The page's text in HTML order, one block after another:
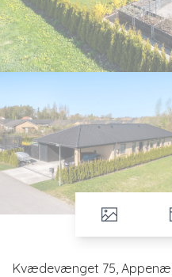
Kvædevænget 75,